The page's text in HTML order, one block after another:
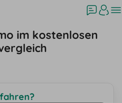
im kostenlosen